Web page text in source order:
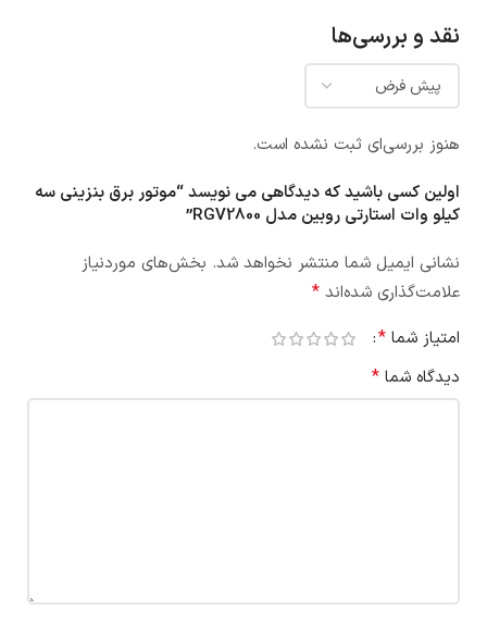
نقد و بررسی‌ها
هنوز بررسی‌ای ثبت نشده است.
اولین کسی باشید که دیدگاهی می نویسد “موتور برق بنزینی سه
کیلو وات استارتی روبین مدل RGV2800”
نشانی ایمیل شما منتشر نخواهد شد. بخش‌های موردنیاز
علامت‌گذاری شده‌اند *
امتیاز شما *
دیدگاه شما *